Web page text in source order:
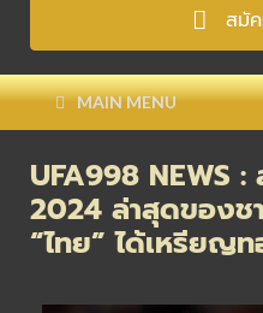
สมั
MAIN MENU
UFA998 NEWS
2024 ล่าสุดของช
“ไทย” ได้เหรียญ